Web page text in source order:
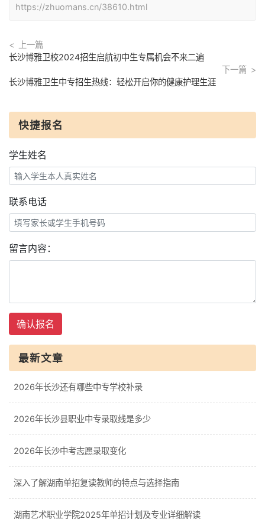
https://zhuomans.cn/38610.html
上一篇
长沙博雅卫校2024招生启航初中生专属机会不来二遍
下一篇
长沙博雅卫生中专招生热线：轻松开启你的健康护理生涯
快捷报名
学生姓名
联系电话
留言内容：
确认报名
最新文章
2026年长沙还有哪些中专学校补录
2026年长沙县职业中专录取线是多少
2026年长沙中考志愿录取变化
深入了解湖南单招复读教师的特点与选择指南
湖南艺术职业学院2025年单招计划及专业详细解读